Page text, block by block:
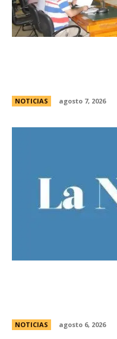
NOTICIAS agosto 7, 2026
NOTICIAS agosto 6, 2026